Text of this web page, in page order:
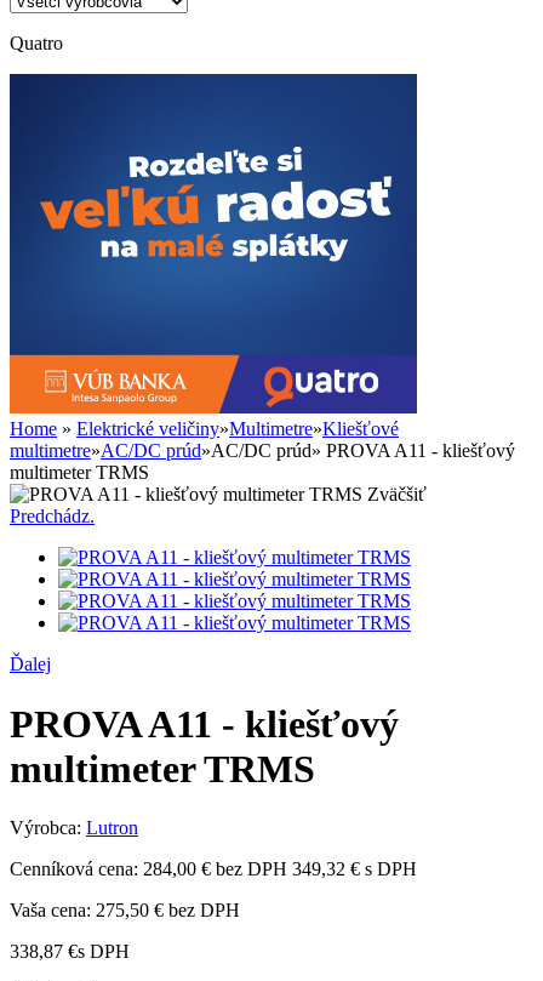
Quatro
Home » Elektrické veličiny»Multimetre»Kliešťové
multimetre»AC/DC prúd»AC/DC prúd» PROVA A11 - kliešťový
multimeter TRMS
Zväčšiť
Predchádz.
Ďalej
PROVA A11 - kliešťový
multimeter TRMS
Výrobca: Lutron
Cenníková cena: 284,00 € bez DPH 349,32 € s DPH
Vaša cena: 275,50 € bez DPH
338,87 €s DPH